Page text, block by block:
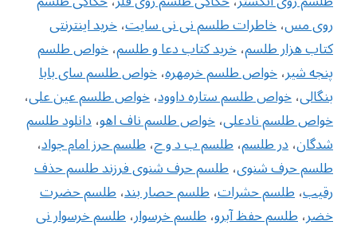
روی مس،خاطرات طلسم نی نی سایت،خرید اینترنتی
کتاب هزار طلسم،خرید کتاب دعا و طلسم،خواص طلسم
پنجه شیر،خواص طلسم خرمهره،خواص طلسم سای بابا
بنگالی،‌خواص طلسم ستاره داوود،خواص طلسم عین علی،
خواص طلسم نادعلی،خواص طلسم ناف اهو،دانلود طلسم
شدگان،در طلسم،طلسم ب د و ح،طلسم حرز امام جواد،
طلسم حرف شنوی،طلسم حرف شنوی فرزند طلسم حذف
رقیب،طلسم حشرات،طلسم حصار بند،طلسم حضرت
خضر،طلسم حفظ آبرو،طلسم خرسوار،طلسم خرسوار نی